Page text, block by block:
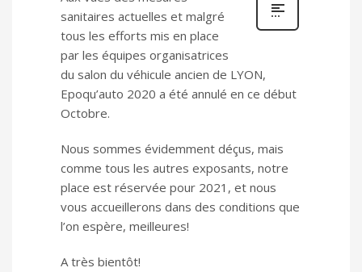
sanitaires actuelles et malgré
tous les efforts mis en place
par les équipes organisatrices
du salon du véhicule ancien de LYON,
Epoqu’auto 2020 a été annulé en ce début
Octobre.
Nous sommes évidemment déçus, mais
comme tous les autres exposants, notre
place est réservée pour 2021, et nous
vous accueillerons dans des conditions que
l’on espère, meilleures!
A très bientôt!